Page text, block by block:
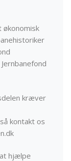
økonomisk
kræver
kontakt os
hjælpe